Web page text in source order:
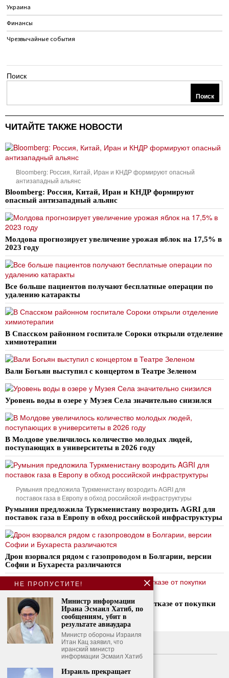
Украина
Финансы
Чрезвычайные события
Поиск
Поиск
ЧИТАЙТЕ ТАКЖЕ НОВОСТИ
Bloomberg: Россия, Китай, Иран и КНДР формируют опасный
антизападный альянс
Bloomberg: Россия, Китай, Иран и КНДР формируют
опасный антизападный альянс
Молдова прогнозирует увеличение урожая яблок на 17,5% в
2023 году
Все больше пациентов получают бесплатные операции по
удалению катаракты
В Спасском районном госпитале Сороки открыли отделение
химиотерапии
Вали Богьян выступил с концертом в Театре Зеленом
Уровень воды в озере у Музея Села значительно снизился
В Молдове увеличилось количество молодых людей,
поступающих в университеты в 2026 году
Румыния предложила Туркменистану возродить AGRI для
поставок газа в Европу в обход российской инфраструктуры
Румыния предложила Туркменистану возродить AGRI для
поставок газа в Европу в обход российской инфраструктуры
Дрон взорвался рядом с газопроводом в Болгарии, версии
Софии и Бухареста различаются
Цибашенко обвинил власти Молдовы в отказе от покупки
российского газа из-за «русофобии»
О нас
НЕ ПРОПУСТИТЕ!
Министр информации
Ирана Эсмаил Хатиб, по
сообщениям, убит в
результате авиаудара
Министр обороны Израиля
Итан Кац заявил, что
иранский министр
информации Эсмаил Хатиб
Израиль прекращает